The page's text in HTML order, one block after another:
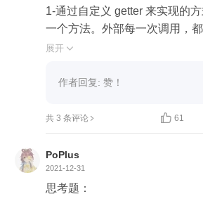
1-通过自定义 getter 来实现的
一个方法。外部每一次调用，
计算，所以age的值有变动，
2- val isAdult = age >= 18 这种
根据age的值赋值一次。所以，
展开 
作者回复: 赞！
共 3 条评论  61
PoPlus
2021-12-31
思考题：